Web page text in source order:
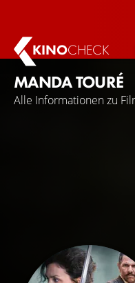
KINOCHECK
MANDA TOURÉ
Alle Informationen zu